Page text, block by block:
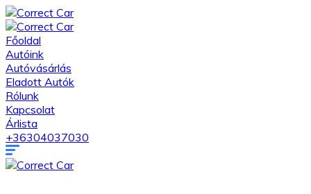
Főoldal
Autóink
Autóvásárlás
Eladott Autók
Rólunk
Kapcsolat
Árlista
+36304037030